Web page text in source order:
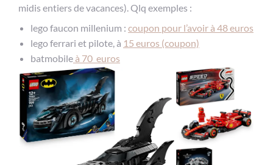
midis entiers de vacances). Qlq exemples :
lego faucon millenium : coupon pour l’avoir à 48 euros
lego ferrari et pilote, à 15 euros (coupon)
batmobile à 70 euros